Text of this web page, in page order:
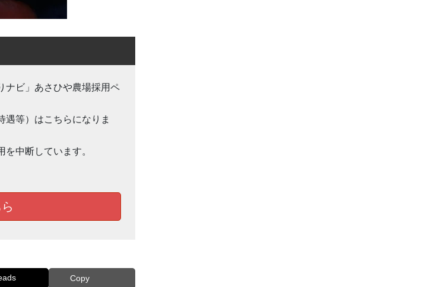
ナビ」あさひや農場採用ペ
遇等）はこちらになりま
を中断しています。
Copy